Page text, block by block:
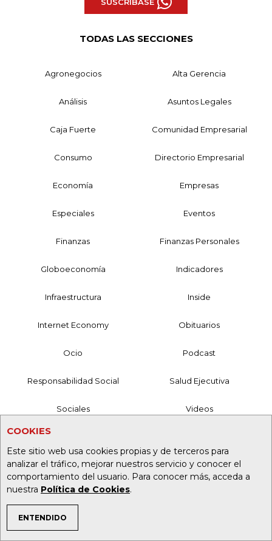
COOKIES
Este sitio web usa cookies propias y de terceros para
analizar el tráfico, mejorar nuestros servicio y conocer el
comportamiento del usuario. Para conocer más, acceda a
nuestra Política de Cookies.
ENTENDIDO
TEMAS DE INTERÉS
SUSCRÍBASE
TODAS LAS SECCIONES
Agronegocios Alta Gerencia
Análisis Asuntos Legales
Caja Fuerte Comunidad Empresarial
Consumo Directorio Empresarial
Economía Empresas
Especiales Eventos
Finanzas Finanzas Personales
Globoeconomía Indicadores
Infraestructura Inside
Internet Economy Obituarios
Ocio Podcast
Responsabilidad Social Salud Ejecutiva
Sociales Videos
Mesa de Generación de Contenidos
Nuestros Productos